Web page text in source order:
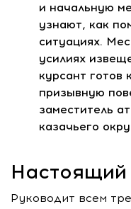
и начальную
узнают, как
ситуациях.
усилиях
курсант
призывную
заместитель
казачьего
Руководит всем